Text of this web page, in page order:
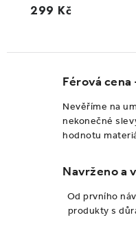
Férová cena
Nevěříme na
nekonečné
hodnotu
Navrženo a
Od prvního
produkty s
299 Kč